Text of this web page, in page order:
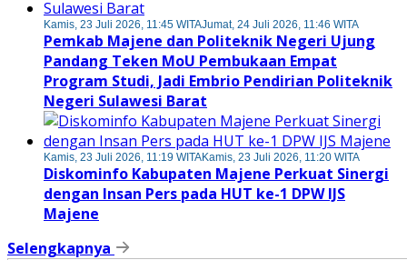
Kamis, 23 Juli 2026, 11:45 WITAJumat, 24 Juli 2026, 11:46 WITA
Pemkab Majene dan Politeknik Negeri Ujung
Pandang Teken MoU Pembukaan Empat
Program Studi, Jadi Embrio Pendirian Politeknik
Negeri Sulawesi Barat
Kamis, 23 Juli 2026, 11:19 WITAKamis, 23 Juli 2026, 11:20 WITA
Diskominfo Kabupaten Majene Perkuat Sinergi
dengan Insan Pers pada HUT ke-1 DPW IJS
Majene
Selengkapnya